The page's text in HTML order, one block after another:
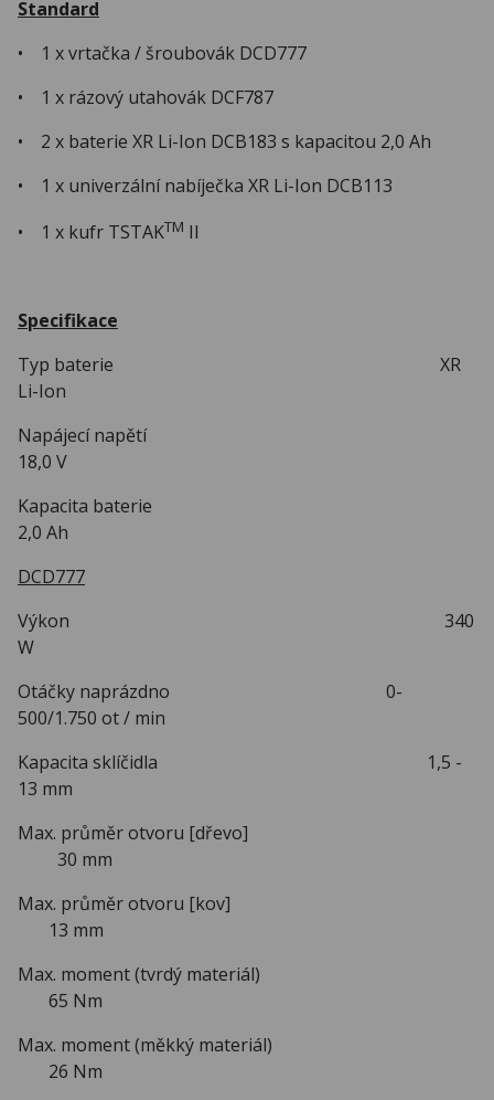
Standard
• 1 x vrtačka / šroubovák DCD777
• 1 x rázový utahovák DCF787
• 2 x baterie XR Li-Ion DCB183 s kapacitou 2,0 Ah
• 1 x univerzální nabíječka XR Li-Ion DCB113
• 1 x kufr TSTAKTM II
Specifikace
Typ baterie XR
Li-Ion
Napájecí napětí
18,0 V
Kapacita baterie
2,0 Ah
DCD777
Výkon 340
W
Otáčky naprázdno 0-
500/1.750 ot / min
Kapacita sklíčidla 1,5 -
13 mm
Max. průměr otvoru [dřevo]
30 mm
Max. průměr otvoru [kov]
13 mm
Max. moment (tvrdý materiál)
65 Nm
Max. moment (měkký materiál)
26 Nm